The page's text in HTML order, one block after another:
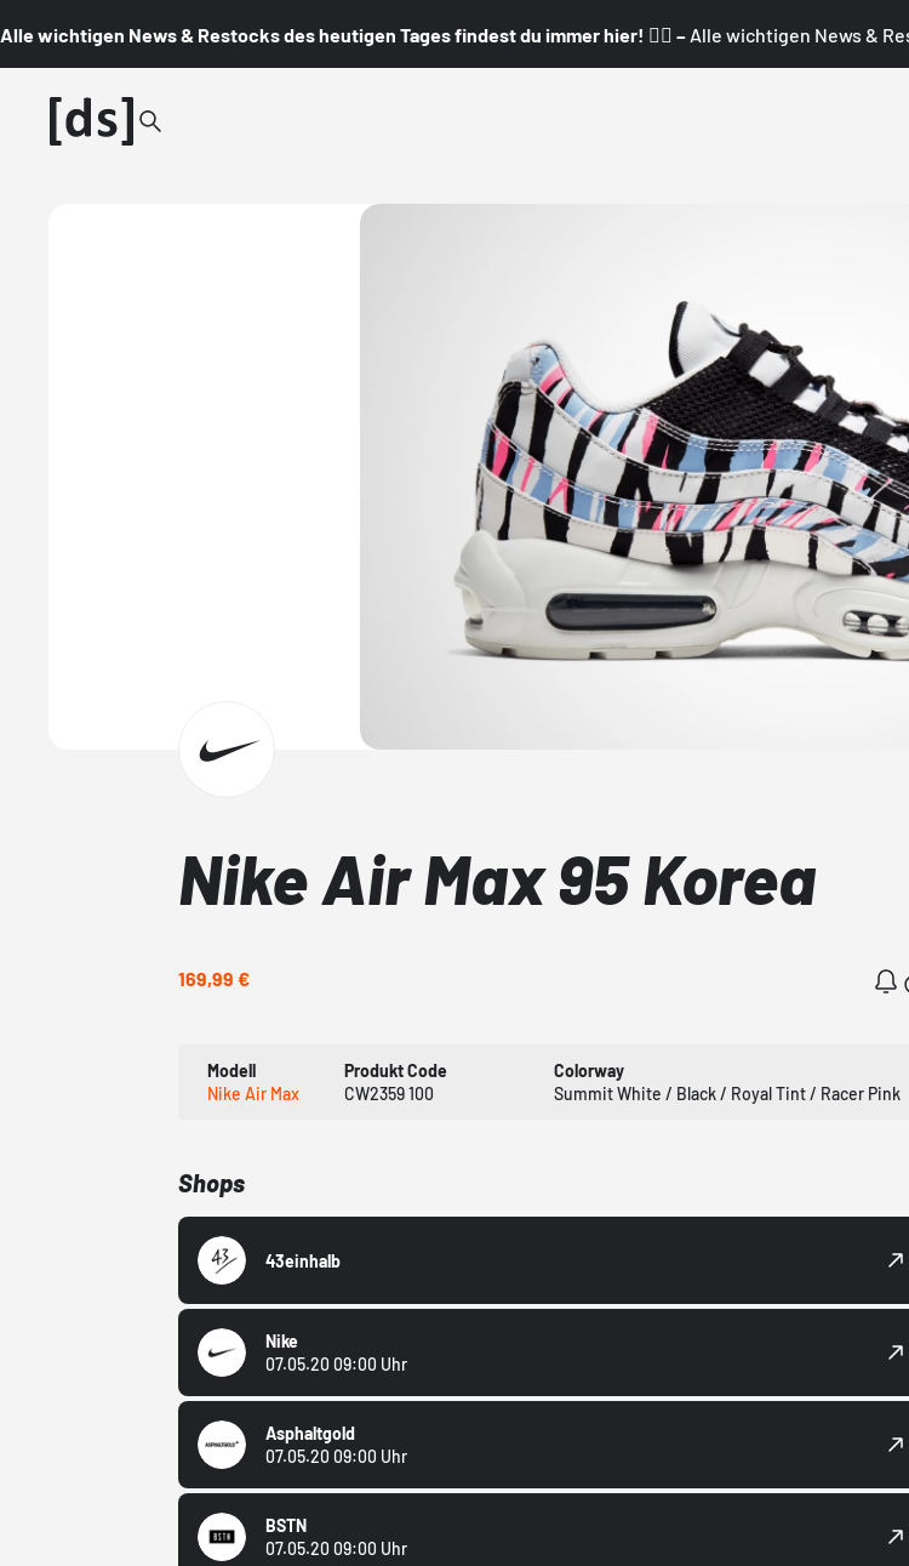
Alle wichtigen News & Restocks des heutigen Tages findest du immer hier! 👇🏼 – Alle wichtigen News &
Nike Air Max 95 Korea
169,99 €
Modell
Nike Air Max
Produkt Code
CW2359 100
Colorway
Summit White / Black / Royal Tint / Racer Pink
Shops
43einhalb
Nike
07.05.20 09:00 Uhr
Asphaltgold
07.05.20 09:00 Uhr
BSTN
07.05.20 09:00 Uhr